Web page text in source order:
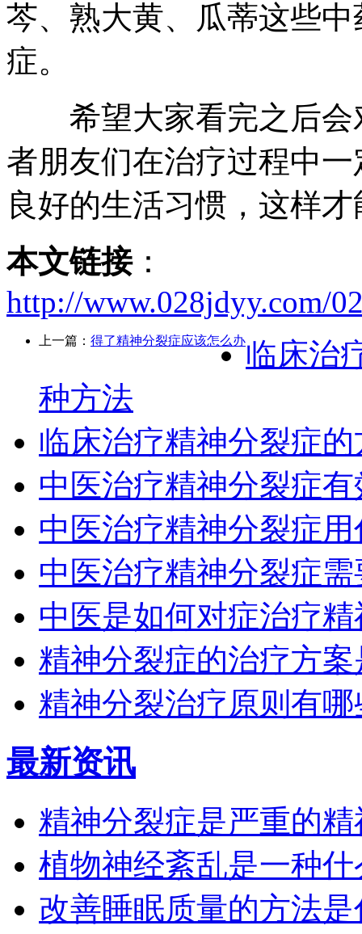
芩、熟大黄、瓜蒂这些
症。
希望大家看完之后会
者朋友们在治疗过程中
良好的生活习惯，这样
本文链接：
http://www.028jdyy.com/
上一篇： 得了精神分裂症应该怎么办临床治
种方法
临床治疗精神分裂症
中医治疗精神分裂症
中医治疗精神分裂症
中医治疗精神分裂症
中医是如何对症治疗
精神分裂症的治疗方
精神分裂治疗原则有
最新资讯
精神分裂症是严重的
植物神经紊乱是一种
改善睡眠质量的方法